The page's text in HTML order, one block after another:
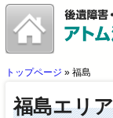
トップページ » 福島
福島エリ